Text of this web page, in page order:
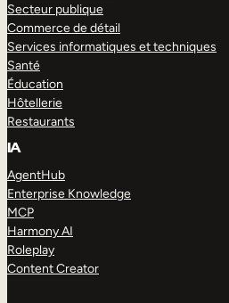
Secteur publique
Commerce de détail
Services informatiques et techniques
Santé
Éducation
Hôtellerie
Restaurants
IA
AgentHub
Enterprise Knowledge
MCP
Harmony AI
Roleplay
Content Creator